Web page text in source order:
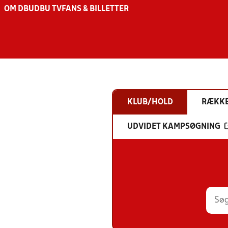
OM DBU DBU TV FANS & BILLETTER
KLUB/HOLD
UDVIDET KAMPSØGNING